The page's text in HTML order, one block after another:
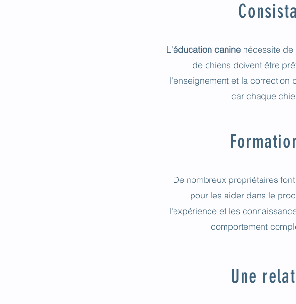
L'éducation caninenécessite de
de chiens doivent être
l'enseignement et la correction
car chaque
De nombreux propriétaires
pour les aider dans le
l'expérience et les
comportement
Une